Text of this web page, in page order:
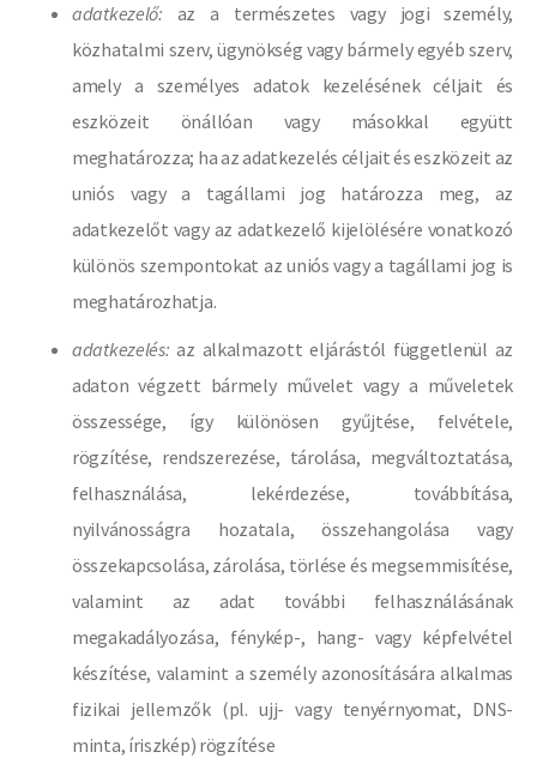
adatkezelő: az a természetes vagy jogi személy,
közhatalmi szerv, ügynökség vagy bármely egyéb szerv,
amely a személyes adatok kezelésének céljait és
eszközeit önállóan vagy másokkal együtt
meghatározza; ha az adatkezelés céljait és eszközeit az
uniós vagy a tagállami jog határozza meg, az
adatkezelőt vagy az adatkezelő kijelölésére vonatkozó
különös szempontokat az uniós vagy a tagállami jog is
meghatározhatja.
adatkezelés:az alkalmazott eljárástól függetlenül az
adaton végzett bármely művelet vagy a műveletek
összessége, így különösen gyűjtése, felvétele,
rögzítése, rendszerezése, tárolása, megváltoztatása,
felhasználása, lekérdezése, továbbítása,
nyilvánosságra hozatala, összehangolása vagy
összekapcsolása, zárolása, törlése és megsemmisítése,
valamint az adat további felhasználásának
megakadályozása, fénykép-, hang- vagy képfelvétel
készítése, valamint a személy azonosítására alkalmas
fizikai jellemzők (pl. ujj- vagy tenyérnyomat, DNS-
minta, íriszkép) rögzítése